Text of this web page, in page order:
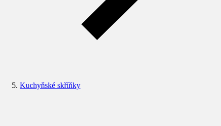
Kuchyňské skříňky